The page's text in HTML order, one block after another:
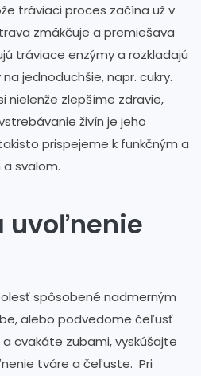
tráviaci proces začína už v
zmäkčuje a premiešava
tráviace enzýmy a rozkladajú
jednoduchšie, napr. cukry.
nielenže zlepšíme zdravie,
živín je jeho
prispejeme k funkčným a
svalom.
uvoľnenie
spôsobené nadmerným
alebo podvedome čeľusť
cvakáte zubami, vyskúšajte
tváre a čeľuste. Pri